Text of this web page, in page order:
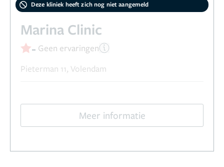
Deze kliniek heeft zich nog niet aangemeld
Marina Clinic
- Geen ervaringen
Pieterman 11, Volendam
Meer informatie